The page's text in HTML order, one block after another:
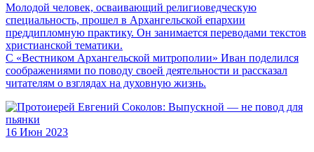
Молодой человек, осваивающий религиоведческую
специальность, прошел в Архангельской епархии
преддипломную практику. Он занимается переводами текстов
христианской тематики.
С «Вестником Архангельской митрополии» Иван поделился
соображениями по поводу своей деятельности и рассказал
читателям о взглядах на духовную жизнь.
16 Июн 2023